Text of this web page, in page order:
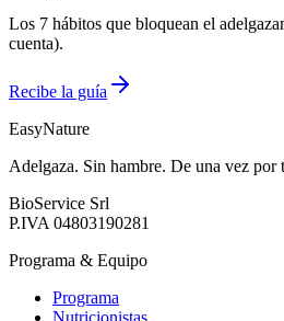
Los 7 hábitos que bloquean el
cuenta).
Recibe la guía
EasyNature
Adelgaza. Sin hambre. De una vez por
BioService Srl
P.IVA 04803190281
Programa & Equipo
Programa
Nutricionistas